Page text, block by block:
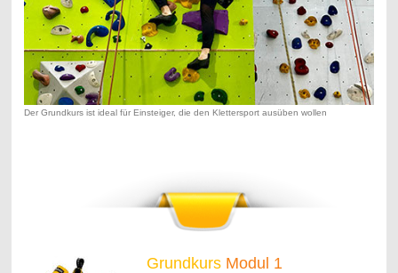
Der Grundkurs ist ideal für Einsteiger, die den Klettersport ausüben wollen
Grundkurs Modul 1